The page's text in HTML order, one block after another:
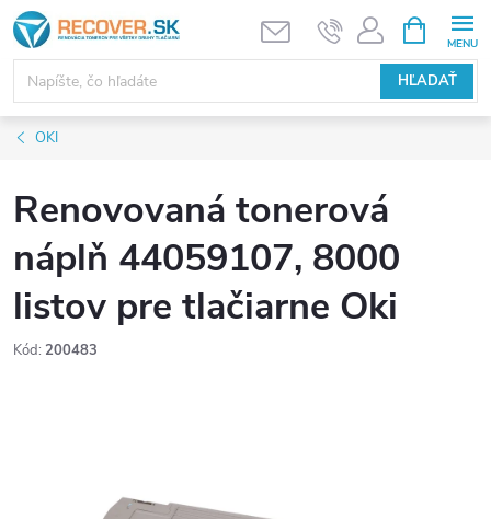
Prejsť
na
obsah
HĽADAŤ
KOŠÍK
OKI
Renovovaná tonerová
náplň 44059107, 8000
listov pre tlačiarne Oki
Kód: 200483